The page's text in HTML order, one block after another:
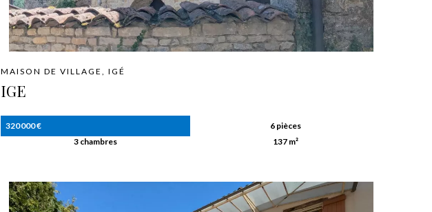
MAISON DE VILLAGE, IGÉ
IGE
320 000 €
6 pièces
3 chambres
137 m²